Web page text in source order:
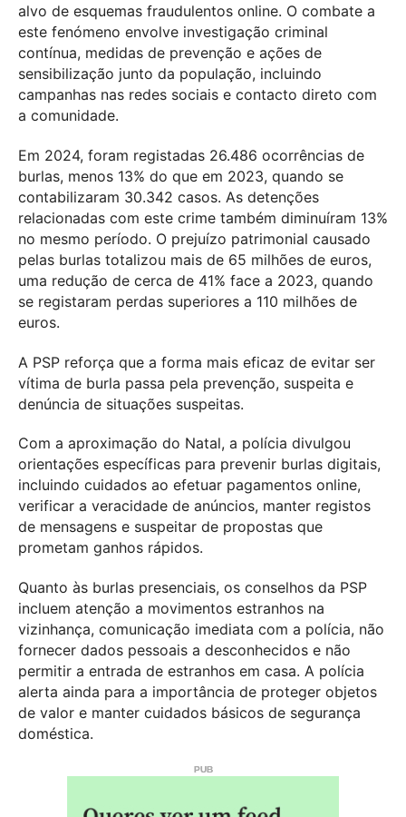
alvo de esquemas fraudulentos online. O combate a
este fenómeno envolve investigação criminal
contínua, medidas de prevenção e ações de
sensibilização junto da população, incluindo
campanhas nas redes sociais e contacto direto com
a comunidade.
Em 2024, foram registadas 26.486 ocorrências de
burlas, menos 13% do que em 2023, quando se
contabilizaram 30.342 casos. As detenções
relacionadas com este crime também diminuíram 13%
no mesmo período. O prejuízo patrimonial causado
pelas burlas totalizou mais de 65 milhões de euros,
uma redução de cerca de 41% face a 2023, quando
se registaram perdas superiores a 110 milhões de
euros.
A PSP reforça que a forma mais eficaz de evitar ser
vítima de burla passa pela prevenção, suspeita e
denúncia de situações suspeitas.
Com a aproximação do Natal, a polícia divulgou
orientações específicas para prevenir burlas digitais,
incluindo cuidados ao efetuar pagamentos online,
verificar a veracidade de anúncios, manter registos
de mensagens e suspeitar de propostas que
prometam ganhos rápidos.
Quanto às burlas presenciais, os conselhos da PSP
incluem atenção a movimentos estranhos na
vizinhança, comunicação imediata com a polícia, não
fornecer dados pessoais a desconhecidos e não
permitir a entrada de estranhos em casa. A polícia
alerta ainda para a importância de proteger objetos
de valor e manter cuidados básicos de segurança
doméstica.